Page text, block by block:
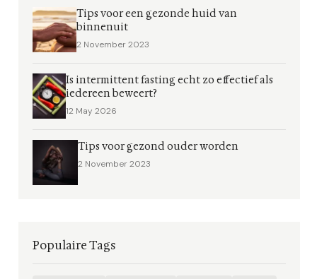
Tips voor een gezonde huid van
binnenuit
2 November 2023
Is intermittent fasting echt zo effectief als
iedereen beweert?
12 May 2026
Tips voor gezond ouder worden
2 November 2023
Populaire Tags